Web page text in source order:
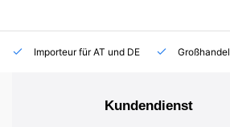
Importeur für AT und DE Großhandel
Kundendienst